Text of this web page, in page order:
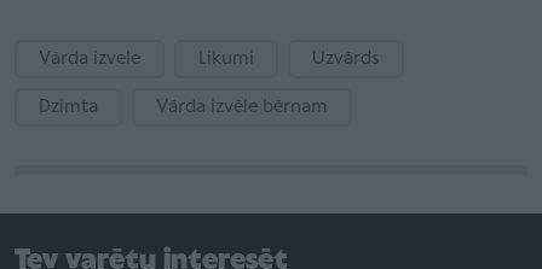
Vārda izvele Likumi Uzvārds
Dzimta Vārda izvēle bērnam
Tev varētu interesēt